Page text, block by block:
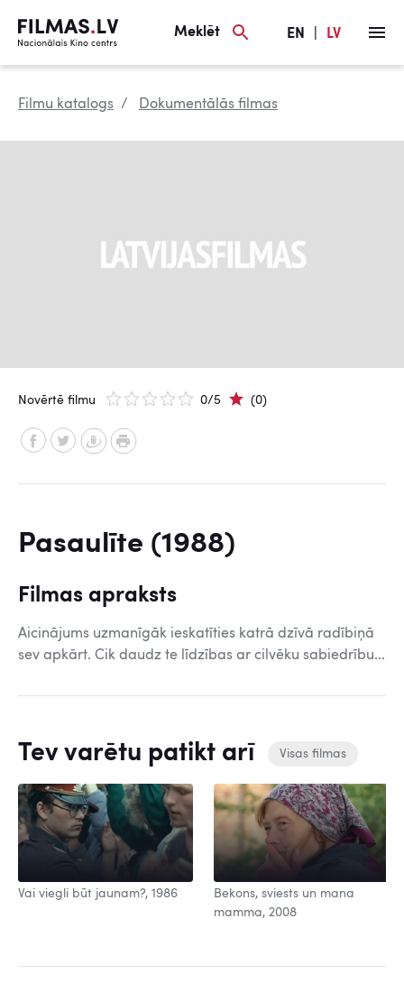
Meklēt EN LV
Filmu katalogs Dokumentālās filmas
Novērtē filmu 0/5 (0)
Pasaulīte (1988)
Filmas apraksts
Aicinājums uzmanīgāk ieskatīties katrā dzīvā radībiņā
sev apkārt. Cik daudz te līdzības ar cilvēku sabiedrību...
Tev varētu patikt arī Visas filmas
Vai viegli būt jaunam?, 1986
Bekons, sviests un mana
mamma, 2008